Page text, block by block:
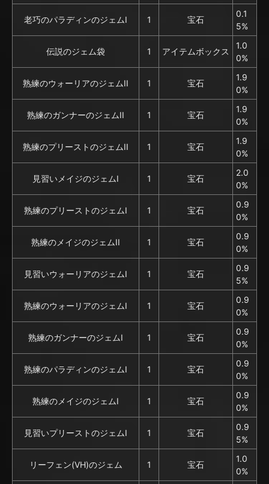
老巧のパラディンのジェムI 1 宝石
0.1
5%
伝説のジェム袋 1 アイテムボックス
1.0
0%
熟練のウォーリアのジェムII 1 宝石
1.9
0%
熟練のガンナーのジェムII 1 宝石
1.9
0%
熟練のプリーストのジェムII 1 宝石
1.9
0%
見習いメイジのジェムI 1 宝石
2.0
0%
熟練のプリーストのジェムI 1 宝石
0.9
0%
熟練のメイジのジェムII 1 宝石
0.9
0%
見習いウォーリアのジェムI 1 宝石
0.9
5%
熟練のウォーリアのジェムI 1 宝石
0.9
0%
熟練のガンナーのジェムI 1 宝石
0.9
0%
熟練のパラディンのジェムI 1 宝石
0.9
0%
熟練のメイジのジェムI 1 宝石
0.9
0%
見習いプリーストのジェムI 1 宝石
0.9
5%
リーフェン(VH)のジェム 1 宝石
1.0
0%